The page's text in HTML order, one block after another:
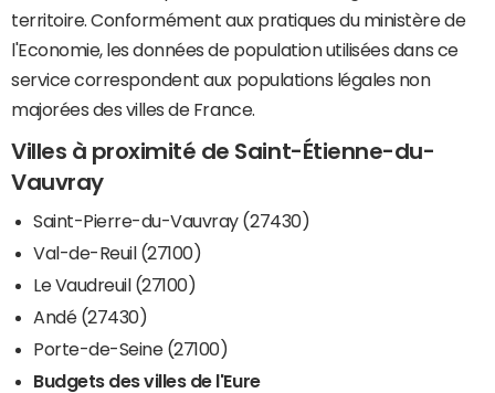
territoire. Conformément aux pratiques du ministère de
l'Economie, les données de population utilisées dans ce
service correspondent aux populations légales non
majorées des villes de France.
Villes à proximité de Saint-Étienne-du-
Vauvray
Saint-Pierre-du-Vauvray (27430)
Val-de-Reuil (27100)
Le Vaudreuil (27100)
Andé (27430)
Porte-de-Seine (27100)
Budgets des villes de l'Eure